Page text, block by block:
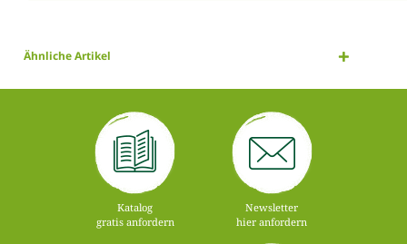
Ähnliche Artikel
Katalog
gratis anfordern
Newsletter
hier anfordern